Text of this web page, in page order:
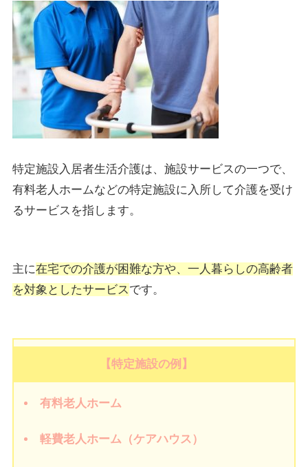
特定施設入居者生活介護は、施設サービスの一つで、
有料老人ホームなどの特定施設に入所して介護を受け
るサービスを指します。
主に在宅での介護が困難な方や、一人暮らしの高齢者
を対象としたサービスです。
【特定施設の例】
有料老人ホーム
軽費老人ホーム（ケアハウス）